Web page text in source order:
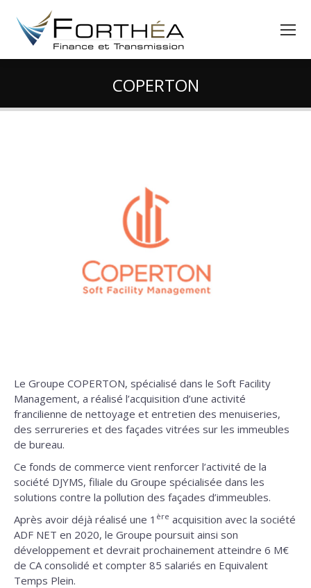
COPERTON
Vous êtes ici :
Le Groupe COPERTON, spécialisé dans le Soft Facility
Management, a réalisé l’acquisition d’une activité
francilienne de nettoyage et entretien des menuiseries,
des serrureries et des façades vitrées sur les immeubles
de bureau.
Ce fonds de commerce vient renforcer l’activité de la
société DJYMS, filiale du Groupe spécialisée dans les
solutions contre la pollution des façades d’immeubles.
Après avoir déjà réalisé une 1 ère acquisition avec la société
ADF NET en 2020, le Groupe poursuit ainsi son
développement et devrait prochainement atteindre 6 M€
de CA consolidé et compter 85 salariés en Equivalent
Temps Plein.